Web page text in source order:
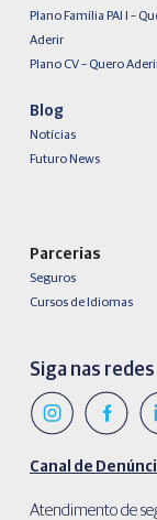
Plano Família PAI I –
Aderir
Plano CV – Quero
Blog
Notícias
Futuro News
Parcerias
Seguros
Cursos de Idiomas
Siga nas redes
Canal de
Atendimento de